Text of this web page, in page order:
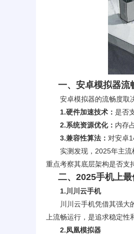
一、安卓模拟器流
安卓模拟器的流畅度取
1.硬件加速技术： 是否
2.系统资源优化： 内存
3.兼容性算法： 对安卓
实测发现，2025年主
重点考察其底层架构是否支
二、 2025手机上
1.川川云手机
川川云手机凭借其强大
上流畅运行，是追求稳定性
2.凤凰模拟器